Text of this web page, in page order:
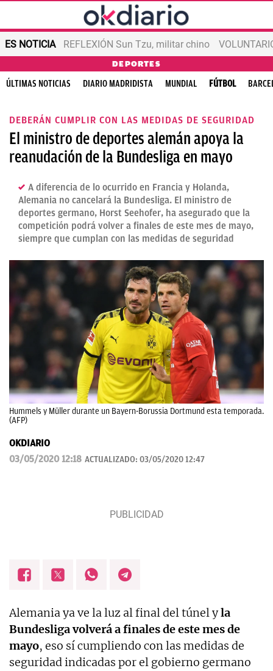
ES NOTICIA REFLEXIÓN Sun Tzu, militar chino
DEPORTES
ÚLTIMAS NOTICIAS DIARIO MADRIDISTA MUNDIAL FÚTBOL
DEBERÁN CUMPLIR CON LAS MEDIDAS DE SEGURIDAD
El ministro de deportes alemán apoya la
reanudación de la Bundesliga en mayo
A diferencia de lo ocurrido en Francia y Holanda,
Alemania no cancelará la Bundesliga. El ministro de
deportes germano, Horst Seehofer, ha asegurado que la
competición podrá volver a finales de este mes de mayo,
siempre que cumplan con las medidas de seguridad
Hummels y Müller durante un Bayern-Borussia Dortmund esta temporada.
(AFP)
OKDIARIO
03/05/2020 12:18 ACTUALIZADO: 03/05/2020 12:47
Alemania ya ve la luz al final del túnel yla
Bundesliga volverá a finales de este mes de
mayo, eso sí cumpliendo con las medidas de
seguridad indicadas por el gobierno germano